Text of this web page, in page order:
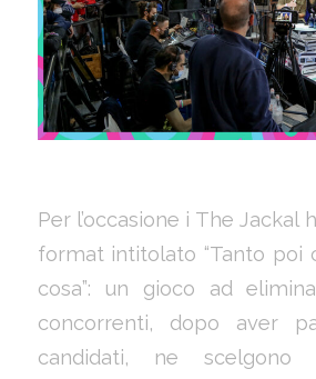
Per l’occasione i The Jackal
format intitolato “Tanto poi
cosa”: un gioco ad
concorrenti, dopo aver
candidati, ne